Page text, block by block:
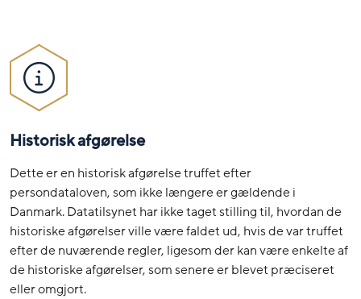
Historisk afgørelse
Dette er en historisk afgørelse truffet efter
persondataloven, som ikke længere er gældende i
Danmark. Datatilsynet har ikke taget stilling til, hvordan de
historiske afgørelser ville være faldet ud, hvis de var truffet
efter de nuværende regler, ligesom der kan være enkelte af
de historiske afgørelser, som senere er blevet præciseret
eller omgjort.